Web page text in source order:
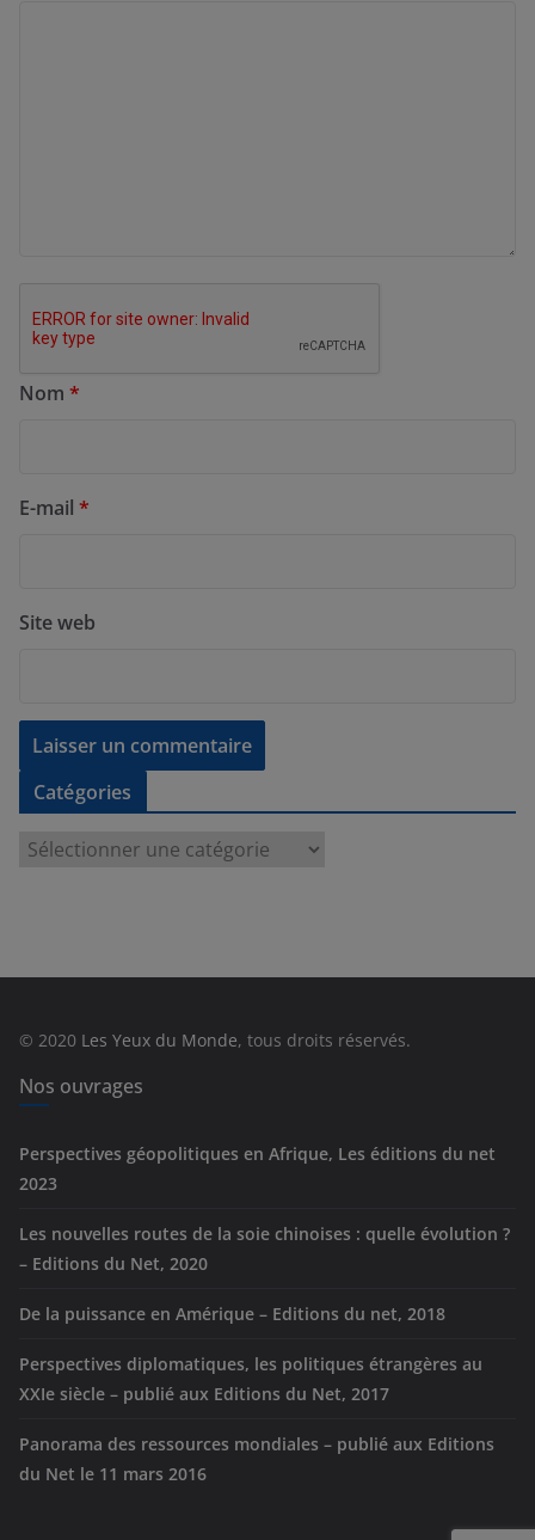
Nom *
E-mail *
Site web
Catégories
e
s
© 2020 Les Yeux du Monde, tous droits réservés.
Nos ouvrages
Perspectives géopolitiques en Afrique, Les éditions du net
2023
Les nouvelles routes de la soie chinoises : quelle évolution ?
– Editions du Net, 2020
De la puissance en Amérique – Editions du net, 2018
Perspectives diplomatiques, les politiques étrangères au
XXIe siècle – publié aux Editions du Net, 2017
Panorama des ressources mondiales – publié aux Editions
du Net le 11 mars 2016